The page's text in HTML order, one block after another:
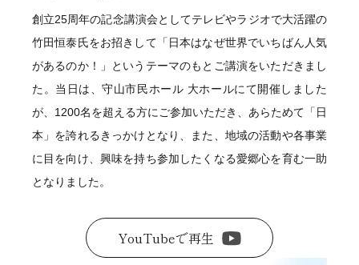
創立25周年の記念講演会としてテレビやラジオで大活躍の
竹田恒泰氏をお招きして「日本はなぜ世界でいちばん人気
があるのか！」というテーマのもとご講演をいただきまし
た。当日は、守山市民ホール 大ホールにて開催しました
が、1200名を超える方にご参加いただき、あらためて「日
本」を誇れるきっかけとなり、また、地域の活動や各事業
に目を向け、興味を持ち参加したくなる愛郷心を育む一助
となりました。
YouTubeで再生